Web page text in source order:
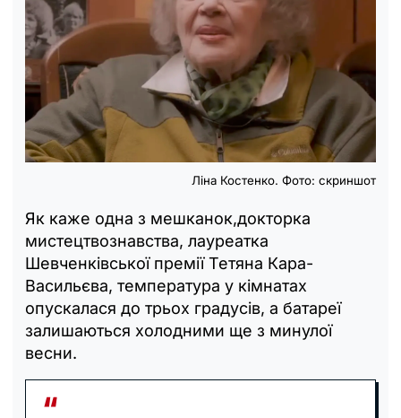
Ліна Костенко. Фото: скриншот
Як каже одна з мешканок,докторка
мистецтвознавства, лауреатка
Шевченківської премії Тетяна Кара-
Васильєва, температура у кімнатах
опускалася до трьох градусів, а батареї
залишаються холодними ще з минулої
весни.